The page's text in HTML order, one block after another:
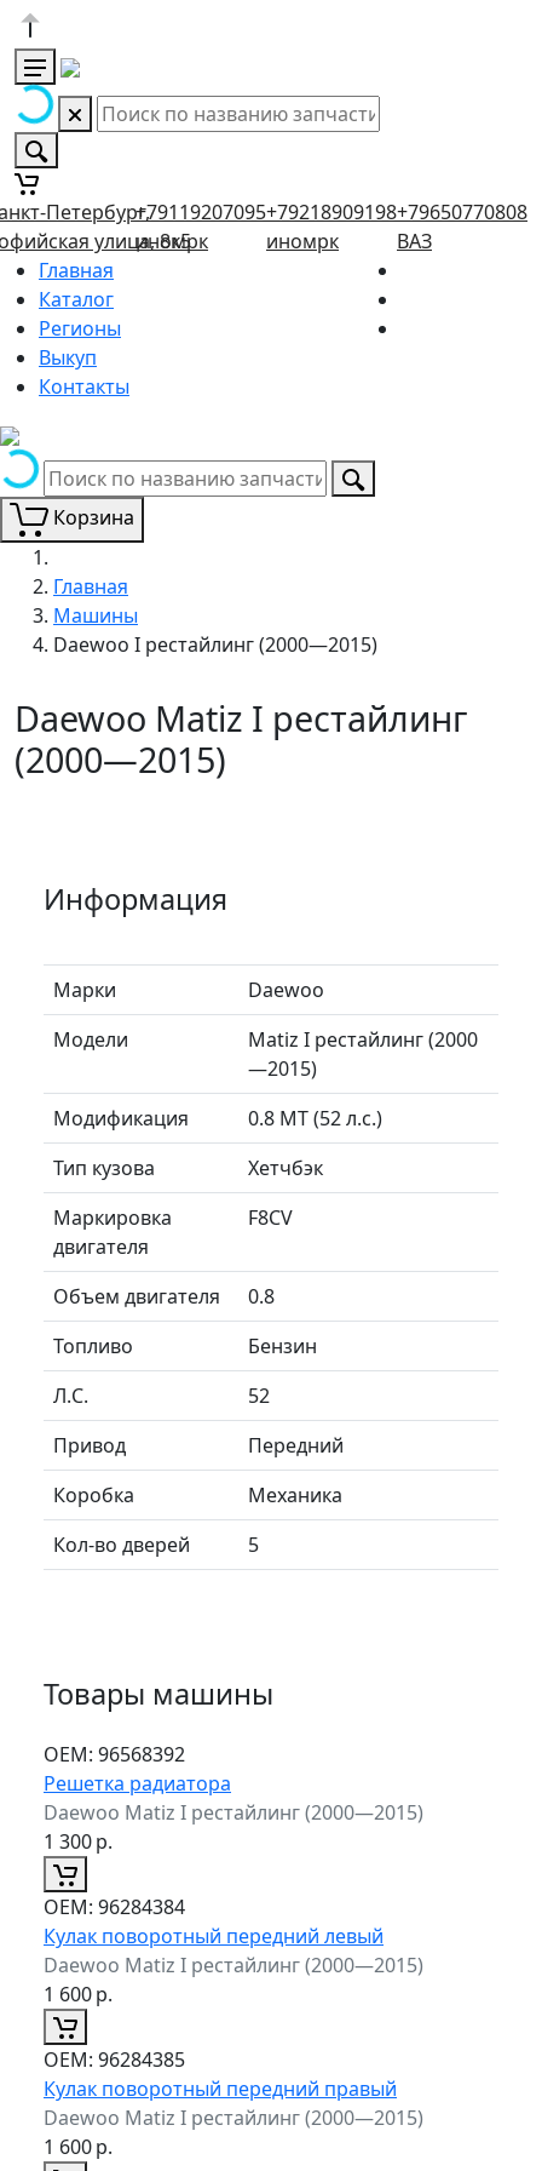
Петербург,
улица, 8к5
+79119207095
иномрк
+79218909198
иномрк
+79650770808
ВАЗ
Главная
Каталог
Регионы
Выкуп
Контакты
Корзина
Главная
Машины
Daewoo I рестайлинг (2000—2015)
Daewoo Matiz I рестайлинг
(2000—2015)
Информация
Марки
Daewoo
Модели
Matiz I рестайлинг (2000
—2015)
Модификация
0.8 MT (52 л.с.)
Тип кузова
Хетчбэк
Маркировка
двигателя
F8CV
Объем двигателя
0.8
Топливо
Бензин
Л.C.
52
Привод
Передний
Коробка
Механика
Кол-во дверей
5
Товары машины
ОЕМ: 96568392
Решетка радиатора
Daewoo Matiz I рестайлинг (2000—2015)
1 300р.
ОЕМ: 96284384
Кулак поворотный передний левый
Daewoo Matiz I рестайлинг (2000—2015)
1 600р.
ОЕМ: 96284385
Кулак поворотный передний правый
Daewoo Matiz I рестайлинг (2000—2015)
1 600р.